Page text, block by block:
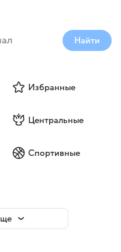
Найти
Избранные
Центральные
Спортивные